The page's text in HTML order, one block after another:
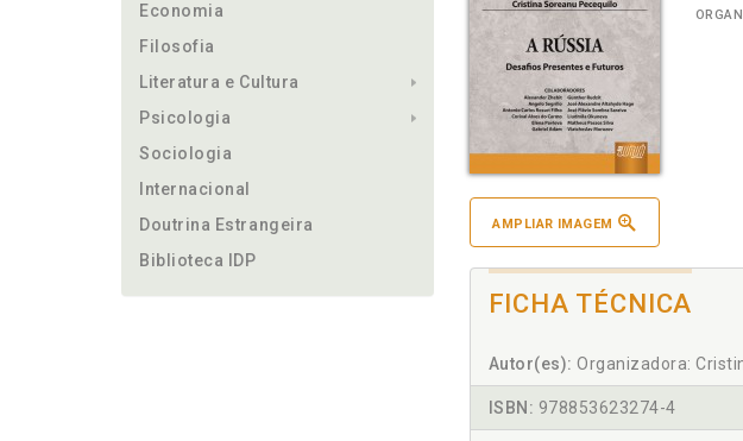
Economia
Filosofia
Literatura e Cultura
Psicologia
Sociologia
Internacional
Doutrina Estrangeira
Biblioteca IDP
AMPLIAR IMAGEM
FICHA TÉCNICA
Autor(es): Organizadora:
ISBN: 978853623274-4